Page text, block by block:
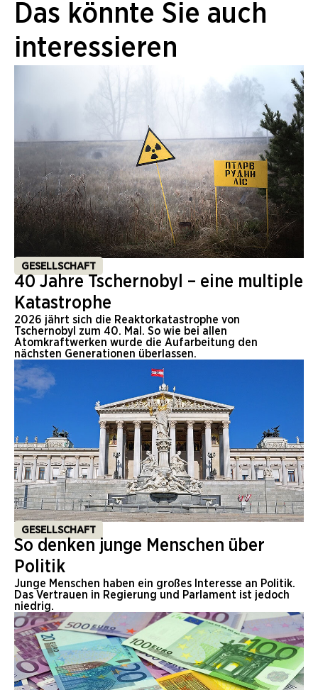
Das könnte Sie auch
interessieren
GESELLSCHAFT
40 Jahre Tschernobyl – eine multiple
Katastrophe
2026 jährt sich die Reaktorkatastrophe von
Tschernobyl zum 40. Mal. So wie bei allen
Atomkraftwerken wurde die Aufarbeitung den
nächsten Generationen überlassen.
GESELLSCHAFT
So denken junge Menschen über
Politik
Junge Menschen haben ein großes Interesse an Politik.
Das Vertrauen in Regierung und Parlament ist jedoch
niedrig.